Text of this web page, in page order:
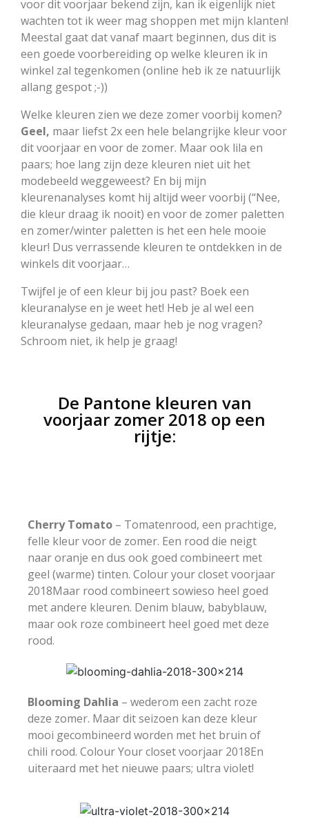
voor dit voorjaar bekend zijn, kan ik eigenlijk niet
wachten tot ik weer mag shoppen met mijn klanten!
Meestal gaat dat vanaf maart beginnen, dus dit is
een goede voorbereiding op welke kleuren ik in
winkel zal tegenkomen (online heb ik ze natuurlijk
allang gespot ;-))
Welke kleuren zien we deze zomer voorbij komen?
Geel, maar liefst 2x een hele belangrijke kleur voor
dit voorjaar en voor de zomer. Maar ook lila en
paars; hoe lang zijn deze kleuren niet uit het
modebeeld weggeweest? En bij mijn
kleurenanalyses komt hij altijd weer voorbij (“Nee,
die kleur draag ik nooit) en voor de zomer paletten
en zomer/winter paletten is het een hele mooie
kleur! Dus verrassende kleuren te ontdekken in de
winkels dit voorjaar…
Twijfel je of een kleur bij jou past? Boek een
kleuranalyse en je weet het! Heb je al wel een
kleuranalyse gedaan, maar heb je nog vragen?
Schroom niet, ik help je graag!
De Pantone kleuren van
voorjaar zomer 2018 op een
rijtje:
Cherry Tomato – Tomatenrood, een prachtige,
felle kleur voor de zomer. Een rood die neigt
naar oranje en dus ook goed combineert met
geel (warme) tinten. Colour your closet voorjaar
2018Maar rood combineert sowieso heel goed
met andere kleuren. Denim blauw, babyblauw,
maar ook roze combineert heel goed met deze
rood.
Blooming Dahlia – wederom een zacht roze
deze zomer. Maar dit seizoen kan deze kleur
mooi gecombineerd worden met het bruin of
chili rood. Colour Your closet voorjaar 2018En
uiteraard met het nieuwe paars; ultra violet!